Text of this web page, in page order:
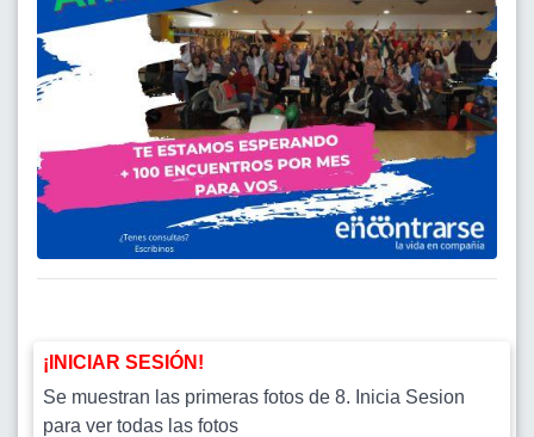
¡INICIAR SESIÓN!
Se muestran las primeras fotos de 8. Inicia Sesion
para ver todas las fotos